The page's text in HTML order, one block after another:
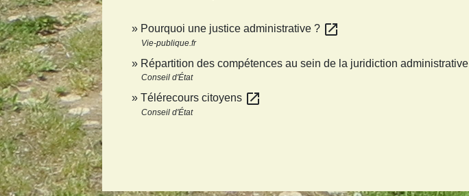
Pourquoi une justice administrative ? open_in_new
Vie-publique.fr
Répartition des compétences au sein de la juridiction administrative
Conseil d'État
Télérecours citoyens open_in_new
Conseil d'État